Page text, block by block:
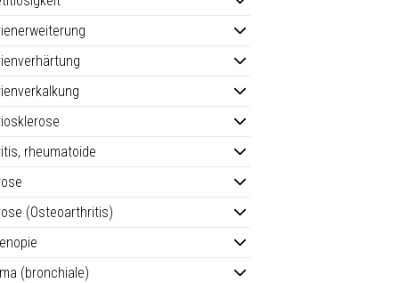
rheumatoide
(Osteoarthritis)
(bronchiale)